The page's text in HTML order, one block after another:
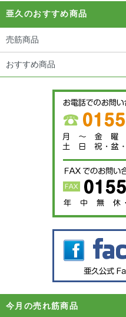
亜久のおすすめ商品
売筋商品
おすすめ商品
今月の売れ筋商品